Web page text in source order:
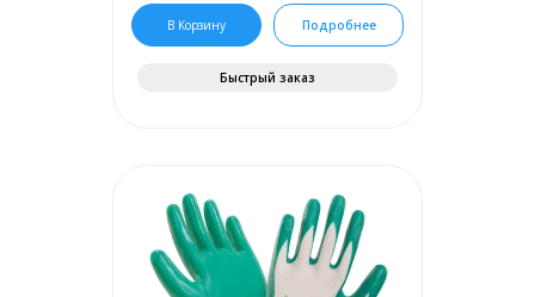
В Корзину Подробнее
Быстрый заказ